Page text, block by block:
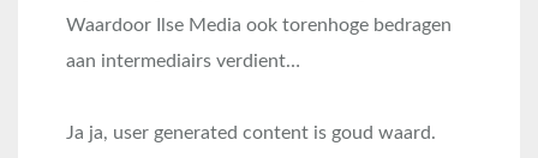
Waardoor Ilse Media ook torenhoge bedragen
aan intermediairs verdient…
Ja ja, user generated content is goud waard.